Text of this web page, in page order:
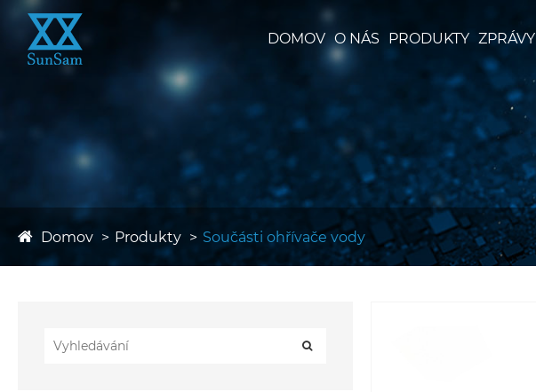
DOMOV O NÁS PRODUKTY ZPRÁVY
Domov Produkty Součásti ohřívače vody